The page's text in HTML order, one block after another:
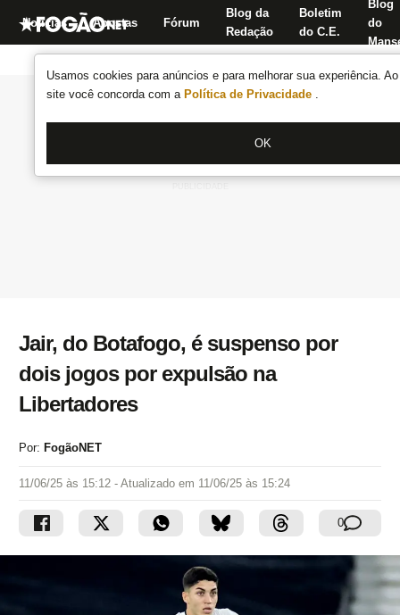
Usamos cookies para anúncios e para melhorar sua experiência.
site você concorda com a Política de Privacidade .
OK
Notícias Apostas Fórum
Blog da
Redação
Boletim
do C.E.
Blog
do
Jair, do Botafogo, é suspenso por
dois jogos por expulsão na
Libertadores
Por: FogãoNET
11/06/25 às 15:12 - Atualizado em 11/06/25 às 15:24
0